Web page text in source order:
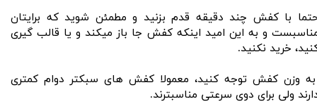
با کفش چند دقیقه قدم بزنید و مطمئن شوید که برایتان
و به این امید اینکه کفش جا باز میکند و یا قالب گیری
خرید نکنید.
وزن کفش توجه کنید، معمولا کفش های سبکتر دوام کمتری
ولی برای دوی سرعتی مناسبترند.